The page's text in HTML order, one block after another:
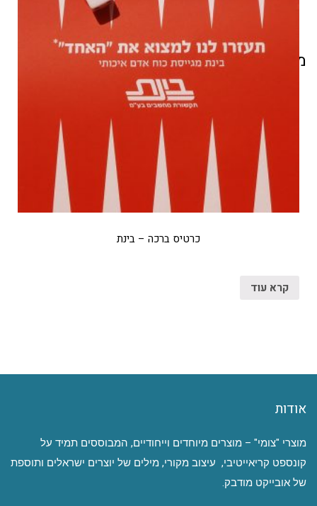
מוצרים קשורים
כרטיס ברכה – בינת
קרא עוד
אודות
מוצרי "צומי" – מוצרים מיוחדים וייחודיים, המבוססים תמיד על
קונספט קריאייטיבי, עיצוב מקורי, מילים של יוצרים ישראלים ותוספת
של אובייקט מודבק.